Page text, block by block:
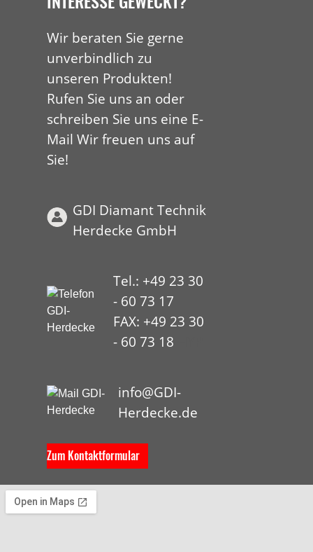
Wir beraten Sie gerne
unverbindlich zu
unseren Produkten!
Rufen Sie uns an oder
schreiben Sie uns eine E-
Mail Wir freuen uns auf
Sie!
GDI Diamant Technik
Herdecke GmbH
Tel.: +49 23 30
- 60 73 17
FAX: +49 23 30
- 60 73 18
info@GDI-
Herdecke.de
Zum Kontaktformular